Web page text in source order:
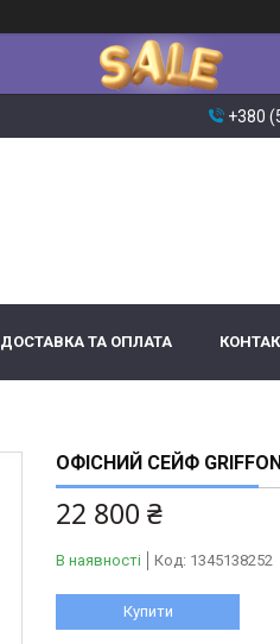
+380
ДОСТАВКА ТА ОПЛАТА
ОФІСНИЙ СЕЙФ
22 800 ₴
В наявності Код: 1345138252
Купити